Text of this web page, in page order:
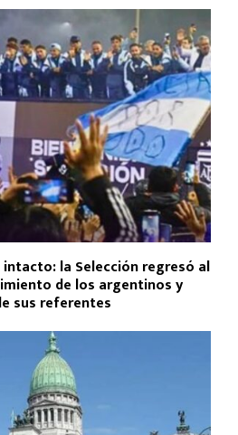
la Selección regresó al
de los argentinos y
sus referentes